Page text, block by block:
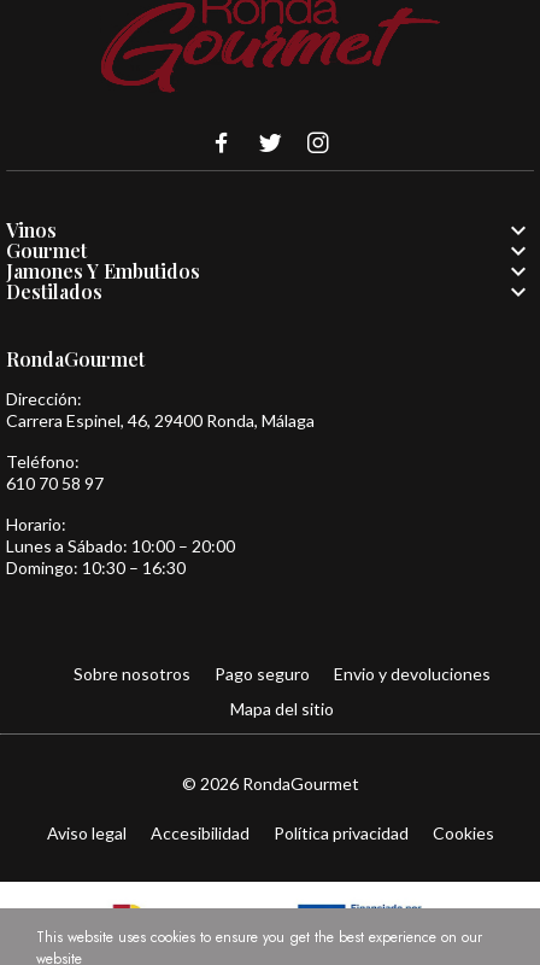
Vinos 
Gourmet 
Jamones Y Embutidos 
Destilados 
RondaGourmet
Dirección:
Carrera Espinel, 46, 29400 Ronda, Málaga
Teléfono:
610 70 58 97
Horario:
Lunes a Sábado: 10:00 – 20:00
Domingo: 10:30 – 16:30
Sobre nosotros Pago seguro
Envio y devoluciones
Mapa del sitio
© 2026 RondaGourmet
Aviso legal Accesibilidad Política privacidad Cookies
This website uses cookies to ensure you get the best experience on our
website